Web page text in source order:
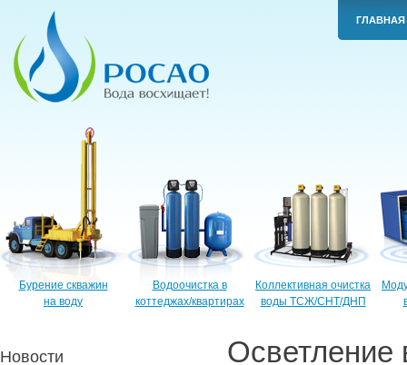
ГЛАВНАЯ
Бурение скважин
на воду
Водоочистка в
коттеджах/квартирах
Коллективная очистка
воды ТСЖ/СНТ/ДНП
Новости Осветление